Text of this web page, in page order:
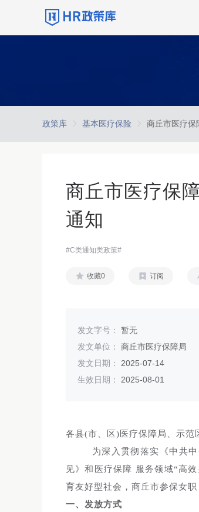
政策库 基本医疗保险
商丘市医疗保
通知
#C类通知类政策#
收藏0 订阅
发文字号： 暂无
发文单位： 商丘市医疗保障局
发文日期： 2025-07-14
生效日期： 2025-08-01
各县(市、区)医疗保障局、示范
为深入贯彻落实《中共
见》和医疗保障 服务领域“高
育友好型社会，商丘市参保女
一、发放方式